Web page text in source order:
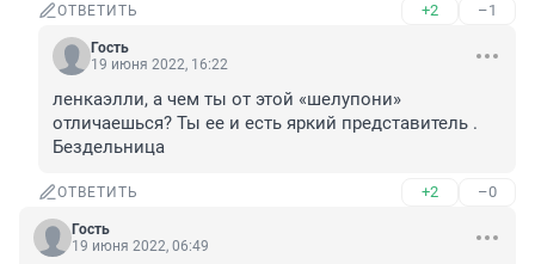
ОТВЕТИТЬ +2 –1
Гость
19 июня 2022, 16:22
ленкаэлли, а чем ты от этой «шелупони»
отличаешься? Ты ее и есть яркий представитель .
Бездельница
ОТВЕТИТЬ +2 –0
Гость
19 июня 2022, 06:49